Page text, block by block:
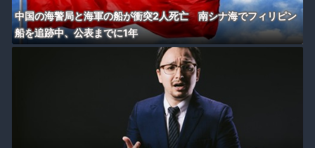
中国の海警局と海軍の船が衝突2人死亡 南シナ海でフィリピン
船を追跡中、公表までに1年